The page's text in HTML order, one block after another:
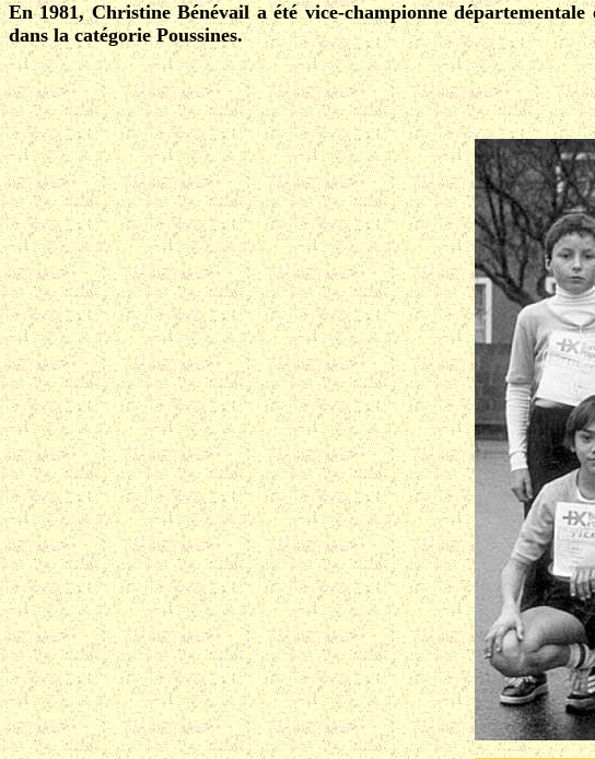
En 1981, Christine Bénévail a été vice-championne
dans la catégorie Poussines.